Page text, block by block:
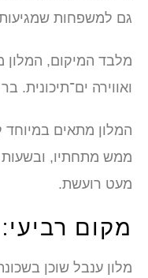
גם למשפחות
מלבד המיקום, המלון
ואווירה ים־תיכונית.
המלון מתאים במיוחד
ממש מתחתיו, ובשעות
מעט רועשת.
מקום
מלון ענבל שוכן